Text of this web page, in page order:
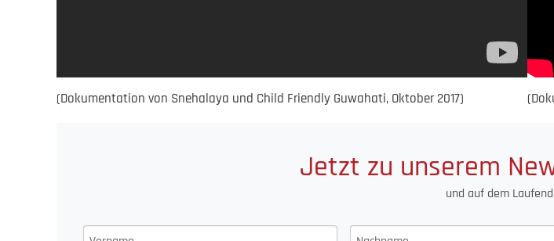
(Dokumentation von Snehalaya und Child Friendly Guwahati, Oktober 2017)
Jetzt zu unserem
und auf dem